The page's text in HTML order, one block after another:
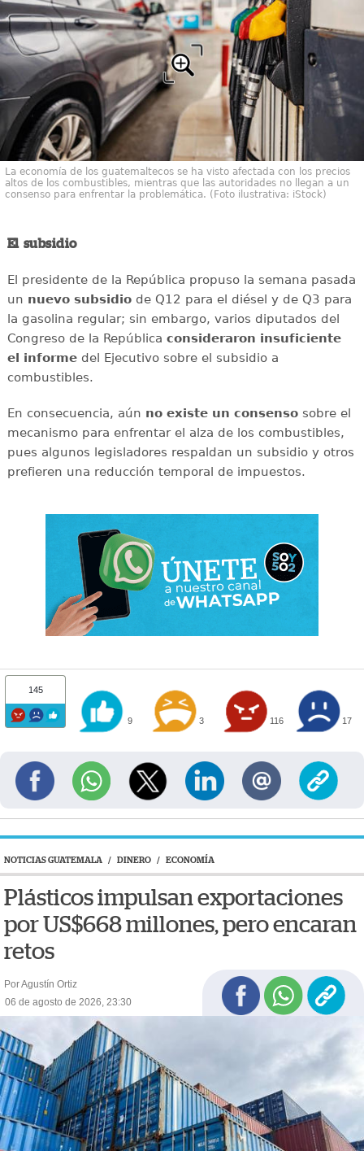
La economía de los guatemaltecos se ha visto afectada con los precios
altos de los combustibles, mientras que las autoridades no llegan a un
consenso para enfrentar la problemática. (Foto ilustrativa: iStock)
El subsidio
El presidente de la República propuso la semana pasada
un nuevo subsidiode Q12 para el diésel y de Q3 para
la gasolina regular; sin embargo, varios diputados del
Congreso de la República consideraron insuficiente
el informedel Ejecutivo sobre el subsidio a
combustibles.
En consecuencia, aún no existe un consensosobre el
mecanismo para enfrentar el alza de los combustibles,
pues algunos legisladores respaldan un subsidio y otros
prefieren una reducción temporal de impuestos.
145
9 3 116 17
NOTICIAS GUATEMALA / DINERO / ECONOMÍA
Plásticos impulsan exportaciones
por US$668 millones, pero encaran
retos
Por Agustín Ortiz
06 de agosto de 2026, 23:30